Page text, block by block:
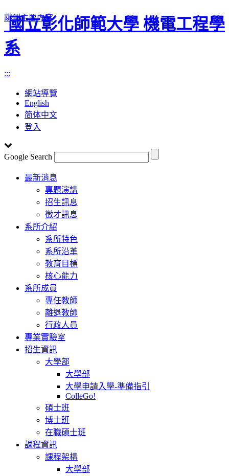
跳到主要內容
國立彰化師範大學 機電工程學
系
:::
網站導覽
English
简体中文
登入
Google Search
Toggle
navigation
最新消息
專題演講
招生訊息
徵才訊息
系所介紹
系所特色
系所沿革
教育目標
核心能力
系所成員
專任教師
離退教師
行政人員
專業實驗室
招生資訊
大學部
大學部
大學申請入學-準備指引
ColleGo!
碩士班
博士班
在職碩士班
課程資訊
課程架構
大學部